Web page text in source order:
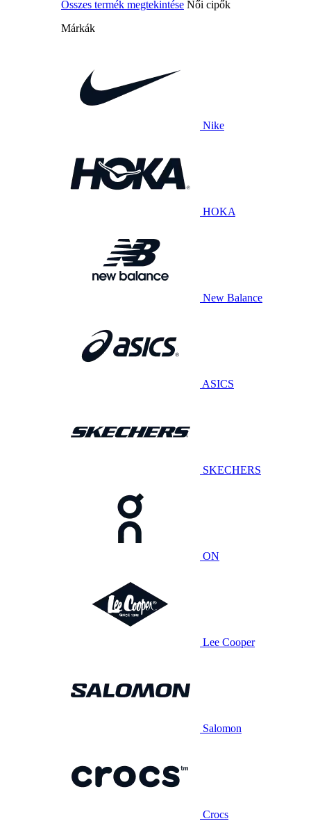
Összes termék megtekintése Női cipők
Márkák
Nike
HOKA
New Balance
ASICS
SKECHERS
ON
Lee Cooper
Salomon
Crocs